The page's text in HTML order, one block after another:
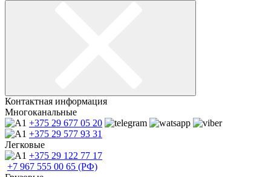
Контактная информация
Многоканальные
+375 29 677 05 20
+375 29 577 93 31
Легковые
+375 29 122 77 17
+7 967 555 00 65 (РФ)